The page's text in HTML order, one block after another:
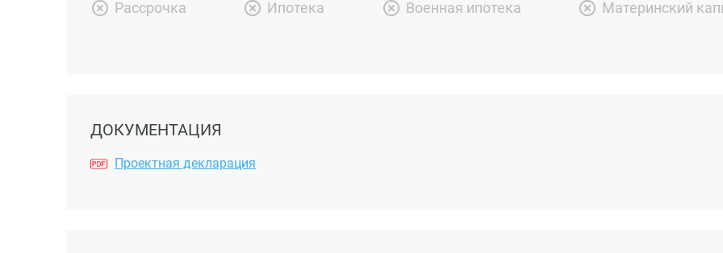
Рассрочка Ипотека Военная ипотека Материнский
ДОКУМЕНТАЦИЯ
Проектная декларация